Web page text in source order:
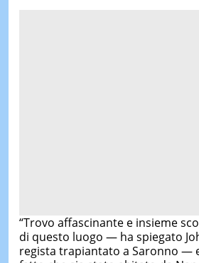
“Trovo affascinante e insieme
di questo luogo — ha spiegato
regista trapiantato a Saronno —